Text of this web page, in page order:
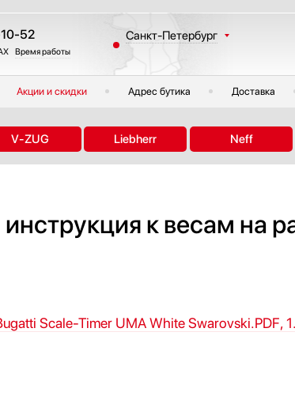
52
Время работы
Санкт-Петербург
Москва
Казань
Екатеринбург
Акции и скидки Адрес бутика Доставка
V-ZUG Liebherr Neff
к весам на
Scale-Timer UMA White Swarovski.PDF,